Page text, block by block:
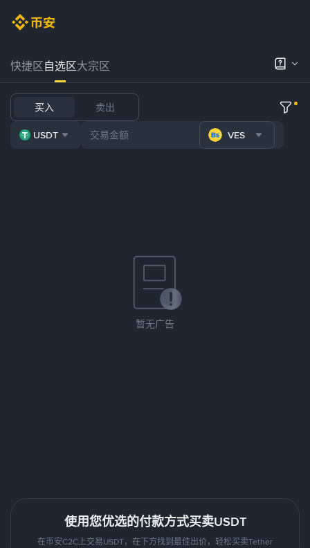
快捷区自选区大宗区
买入 卖出
USDT VES
暂无广告
使用您优选的付款方式买卖USDT
在币安C2C上交易USDT，在下方找到最佳出价，轻松买卖Tether